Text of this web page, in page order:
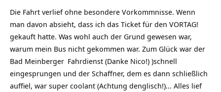
Die Fahrt verlief ohne besondere Vorkommnisse. Wenn
man davon absieht, dass ich das Ticket für den VORTAG!
gekauft hatte. Was wohl auch der Grund gewesen war,
warum mein Bus nicht gekommen war. Zum Glück war der
Bad Meinberger Fahrdienst (Danke Nico!) )schnell
eingesprungen und der Schaffner, dem es dann schließlich
auffiel, war super coolant (Achtung denglisch!)… Alles lief